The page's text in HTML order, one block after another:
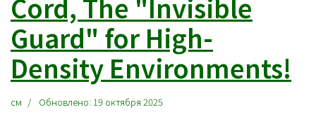
Guard" for High-
Density Environments!
см Обновлено: 19 октября 2025